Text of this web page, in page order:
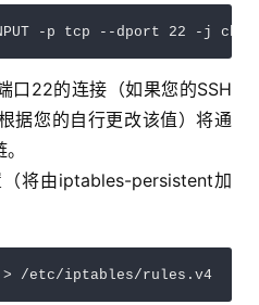
-p tcp --dport 22 -j
口22的连接（如果您的SSH
据您的自行更改该值）将通
将由iptables-persistent加
> /etc/iptables/rules.v4